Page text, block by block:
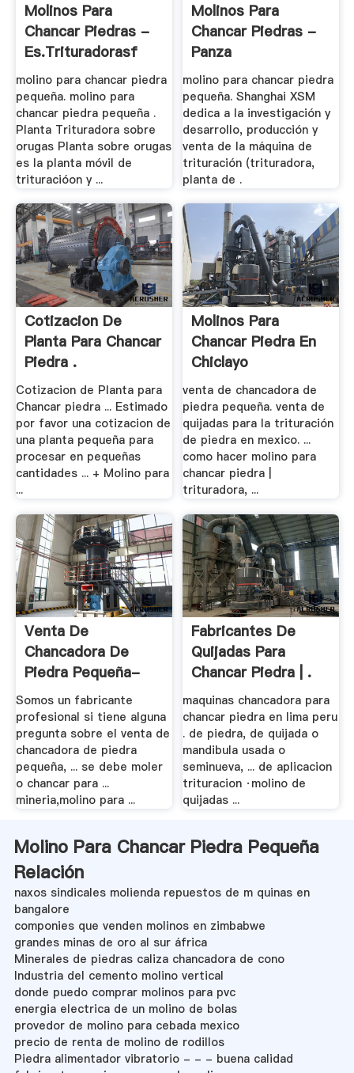
Molinos Para
Chancar Piedras -
Es.trituradorasf
molino para chancar piedra
pequeña. molino para
chancar piedra pequeña .
Planta Trituradora sobre
orugas Planta sobre orugas
es la planta móvil de
trituracióon y ...
Molinos Para
Chancar Piedras -
Panza
molino para chancar piedra
pequeña. Shanghai XSM
dedica a la investigación y
desarrollo, producción y
venta de la máquina de
trituración (trituradora,
planta de .
Cotizacion De
Planta Para Chancar
Piedra .
Cotizacion de Planta para
Chancar piedra ... Estimado
por favor una cotizacion de
una planta pequeña para
procesar en pequeñas
cantidades ... + Molino para
...
Molinos Para
Chancar Piedra En
Chiclayo
venta de chancadora de
piedra pequeña. venta de
quijadas para la trituración
de piedra en mexico. ...
como hacer molino para
chancar piedra |
trituradora, ...
Venta De
Chancadora De
Piedra Pequeña-
XSM .
Somos un fabricante
profesional si tiene alguna
pregunta sobre el venta de
chancadora de piedra
pequeña, ... se debe moler
o chancar para ...
mineria,molino para ...
Fabricantes De
Quijadas Para
Chancar Piedra | .
maquinas chancadora para
chancar piedra en lima peru
. de piedra, de quijada o
mandibula usada o
seminueva, ... de aplicacion
trituracion ·molino de
quijadas ...
Molino Para Chancar Piedra Pequeña
Relación
naxos sindicales molienda repuestos de m quinas en
bangalore
componies que venden molinos en zimbabwe
grandes minas de oro al sur áfrica
Minerales de piedras caliza chancadora de cono
Industria del cemento molino vertical
donde puedo comprar molinos para pvc
energia electrica de un molino de bolas
provedor de molino para cebada mexico
precio de renta de molino de rodillos
Piedra alimentador vibratorio - - - buena calidad